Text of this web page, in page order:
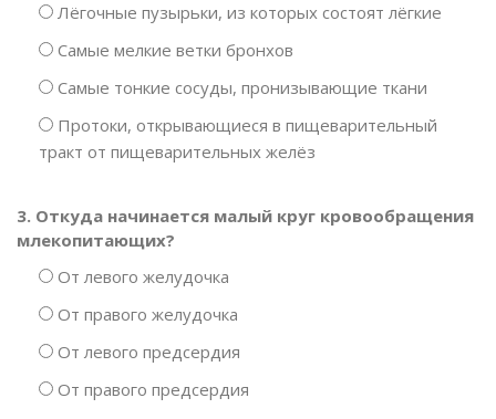
Лёгочные пузырьки, из которых состоят лёгкие
Самые мелкие ветки бронхов
Самые тонкие сосуды, пронизывающие ткани
Протоки, открывающиеся в пищеварительный
тракт от пищеварительных желёз
3. Откуда начинается малый круг кровообращения
млекопитающих?
От левого желудочка
От правого желудочка
От левого предсердия
От правого предсердия